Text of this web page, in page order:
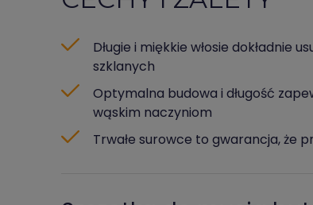
Długie i miękkie włosie dokładnie
szklanych
Optymalna budowa i długość
wąskim naczyniom
Trwałe surowce to gwarancja, że